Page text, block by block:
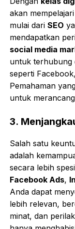
akan
mulai dari SEO
mendapatkan
social media
untuk terhubung
seperti
Pemahaman
untuk
3.
Salah satu
adalah
secara lebih
Facebook Ads,
Anda dapat
lebih relevan,
minat, dan